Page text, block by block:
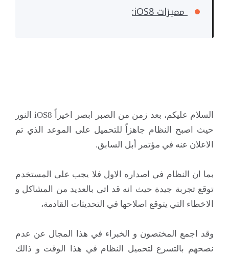
مميزات iOS8:
السلام عليكم، بعد زمن من الصبر ابصر اخيراً iOS8 النور
حيث اصبح النظام جاهزاً للتحميل على الموعد الذي تم
الاعلان عنه في مؤتمر أبل السابق.
بما ان النظام في اصداره الاول فلا يجب على المستخدم
توقع تجربة جيدة حيث انه قد اتى بالعديد من المشاكل و
الاخطاء التي يتوقع اصلاحها في التحديثات القادمة،
وقد اجمع المختصون و الخبراء في هذا المجال عن عدم
نصحهم بالتسرع لتحميل النظام في هذا الوقت و ذالك